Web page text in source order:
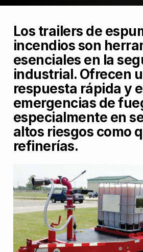
Los trailers de
incendios son
esenciales en la
industrial. Ofrecen
respuesta rápida y
emergencias de
especialmente en
altos riesgos como
refinerías.